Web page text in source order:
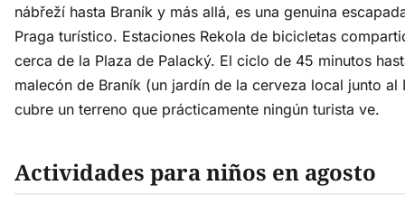
nábřeží hasta Braník y más allá, es una genuina
Praga turístico. Estaciones Rekola de bicicletas
cerca de la Plaza de Palacký. El ciclo de 45 minutos
malecón de Braník (un jardín de la cerveza local junto al
cubre un terreno que prácticamente ningún turista ve.
Actividades para niños en agosto